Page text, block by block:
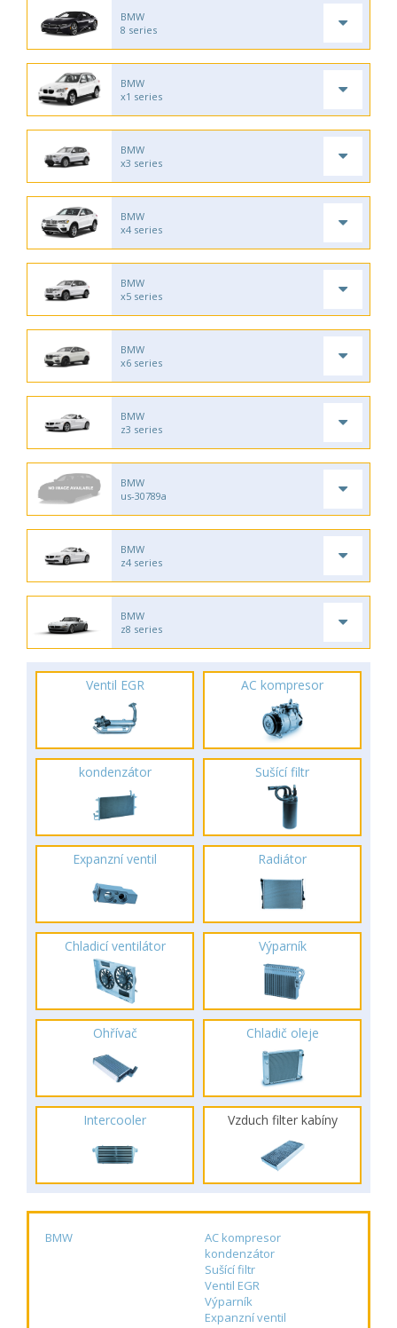
BMW
8 series
BMW
x1 series
BMW
x3 series
BMW
x4 series
BMW
x5 series
BMW
x6 series
BMW
z3 series
BMW
us-30789a
BMW
z4 series
BMW
z8 series
Ventil EGR AC kompresor
kondenzátor Sušící filtr
Expanzní ventil Radiátor
Chladicí ventilátor Výparník
Ohřívač Chladič oleje
Intercooler Vzduch filter kabíny
BMW
AC kompresor
kondenzátor
Sušící filtr
Ventil EGR
Výparník
Expanzní ventil